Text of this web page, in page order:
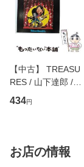
【中古】 TREASU
RES / 山下達郎 /
イーストウエス
ト・ジャパン [CD]
434円
お店の情報